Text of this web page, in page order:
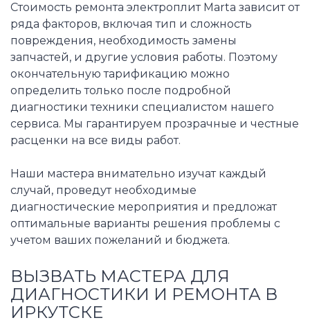
Стоимость ремонта электроплит Marta зависит от
ряда факторов, включая тип и сложность
повреждения, необходимость замены
запчастей, и другие условия работы. Поэтому
окончательную тарификацию можно
определить только после подробной
диагностики техники специалистом нашего
сервиса. Мы гарантируем прозрачные и честные
расценки на все виды работ.
Наши мастера внимательно изучат каждый
случай, проведут необходимые
диагностические мероприятия и предложат
оптимальные варианты решения проблемы с
учетом ваших пожеланий и бюджета.
ВЫЗВАТЬ МАСТЕРА ДЛЯ
ДИАГНОСТИКИ И РЕМОНТА В
ИРКУТСКЕ